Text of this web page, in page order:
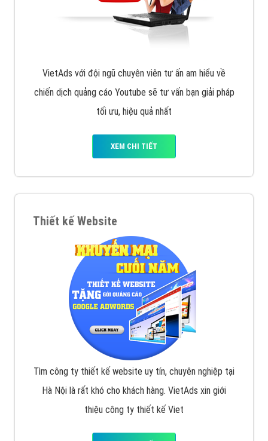
XEM CHI TIẾT
Công ty SEO Website
VietAds với đội ngũ SEOer giàu kinh nghiệm được đào
tạo bài bản tại các trung tâm SEO lớn như: Litado,
Inet, Vietmoz, Vinalink
XEM CHI TIẾT
Quảng cáo Youtube